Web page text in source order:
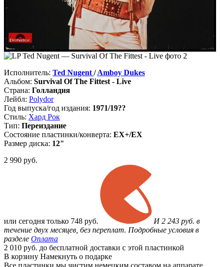
Исполнитель: Ted Nugent /Amboy Dukes
Альбом: Survival Of The Fittest - Live
Страна: Голландия
Лейбл: Polydor
Год выпуска/год издания: 1971/19??
Стиль: Хард Рок
Тип: Переиздание
Состояние пластинки/конверта: EX+/EX
Размер диска: 12"
2 990 руб.
или сегодня только 748 руб.
И 2 243 руб. в
течение двух месяцев, без переплат. Подробные условия в
разделе Оплата
2 010 руб. до бесплатной доставки с этой пластинкой
В корзину Намекнуть о подарке